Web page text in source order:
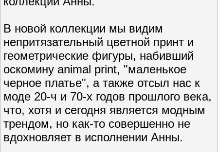
В новой коллекции мы видим
непритязательный цветной принт и
геометрические фигуры, набивший
оскомину animal print, "маленькое
черное платье", а также отсыл нас к
моде 20-ч и 70-х годов прошлого века,
что, хотя и сегодня является модным
трендом, но как-то совершенно не
вдохновляет в исполнении Анны.